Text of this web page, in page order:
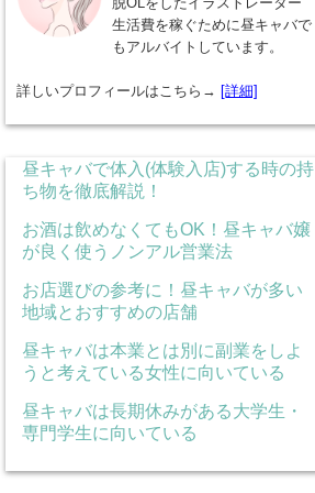
生活費を稼ぐために昼キャバで
もアルバイトしています。
詳しいプロフィールはこちら→ [詳細]
昼キャバで体入(体験入店)する時の持
ち物を徹底解説！
お酒は飲めなくてもOK！昼キャバ嬢
が良く使うノンアル営業法
お店選びの参考に！昼キャバが多い
地域とおすすめの店舗
昼キャバは本業とは別に副業をしよ
うと考えている女性に向いている
昼キャバは長期休みがある大学生・
専門学生に向いている